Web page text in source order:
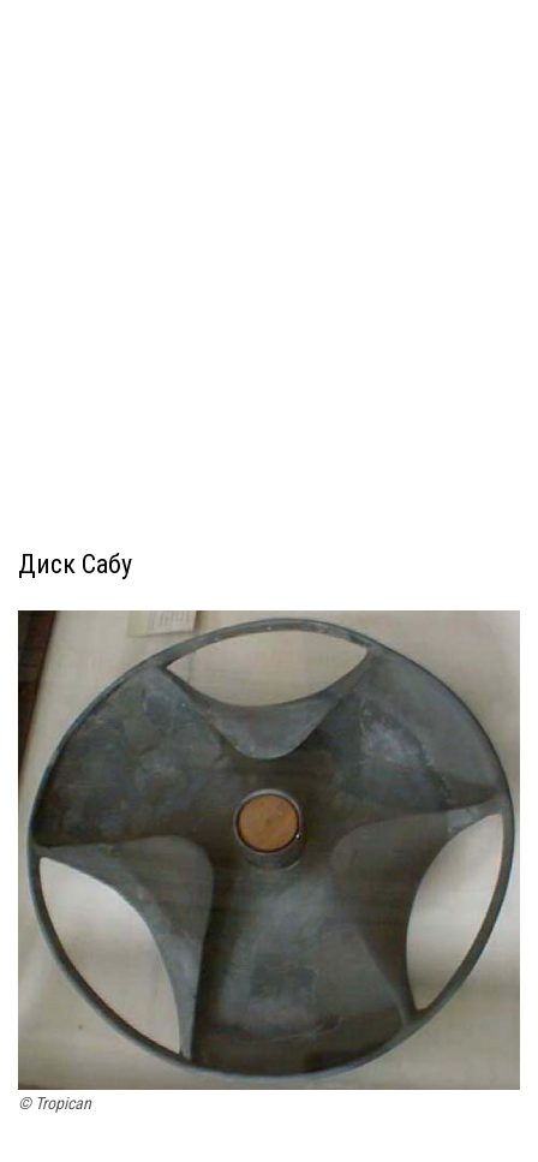
Диск Сабу
© Tropican